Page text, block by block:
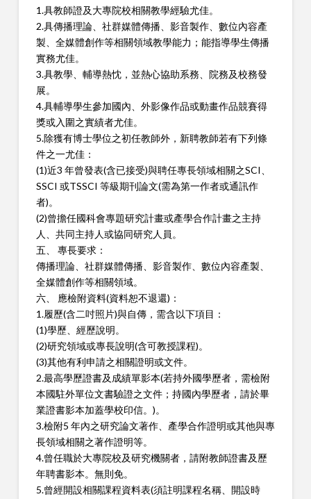
1.具教師證及大專院校相關教學經驗尤佳。
2.具傳播理論、社群媒體傳播、影音製作、數位內容產
製、全媒體創作等相關領域教學能力；能指導學生傳播
實務尤佳。
3.具教學、輔導熱忱，並熱心協助系務、院務及校務發
展。
4.具輔導學生參加國內、外影像作品或動畫作品競賽得
獎或入圍之實績者尤佳。
5.除獲有博士學位之初任教師外，新聘教師若有下列條
件之一尤佳：
(1)近3 年曾發表(含已接受)與聘任專長領域相關之SCI、
SSCI 或TSSCI 等級期刊論文(需為第一作者或通訊作
者)。
(2)曾擔任國科會專題研究計畫或產學合作計畫之主持
人、共同主持人或協同研究人員。
五、 專長要求：
傳播理論、社群媒體傳播、影音製作、數位內容產製、
全媒體創作等相關領域。
六、 應檢附資料(資料恕不退還)：
1.履歷(含二吋照片)與自傳，需含以下項目：
(1)學歷、經歷說明。
(2)研究領域或專長說明(含可教授課程)。
(3)其他有利申請之相關證明或文件。
2.最高學歷證書及成績單影本(若持外國學歷者，需檢附
本國駐外單位文書驗證之文件；持國內學歷者，請於畢
業證書影本加蓋學校印信。)。
3.檢附5 年內之研究論文著作、產學合作證明或其他與專
長領域相關之著作證明等。
4.曾任職於大專院校及研究機關者，請附教師證書及歷
年聘書影本。無則免。
5.曾經開設相關課程資料表(須註明課程名稱、開設時